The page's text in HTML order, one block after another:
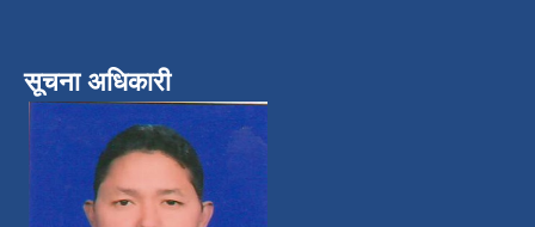
सूचना अधिकारी